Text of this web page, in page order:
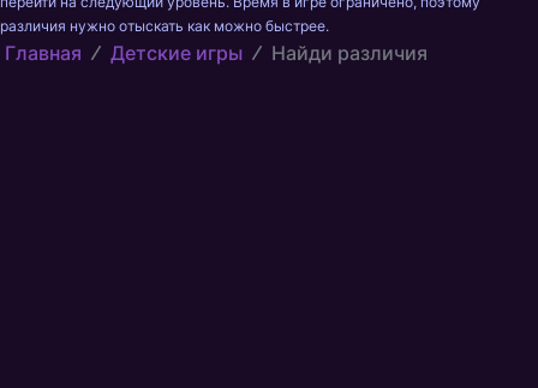
различия нужно отыскать как можно быстрее.
Главная Детские игры Найди различия